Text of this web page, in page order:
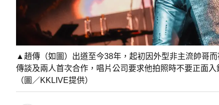
▲趙傳（如圖）出道至今38年，起初因外型非主流帥哥
傳談及兩人首次合作，唱片公司要求他拍照時不要正面
（圖／KKLIVE提供）